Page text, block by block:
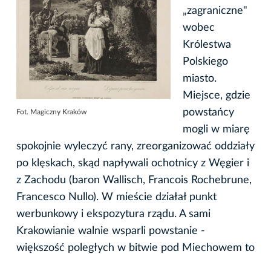
Fot. Magiczny Kraków
„zagraniczne"
wobec
Królestwa
Polskiego
miasto.
Miejsce, gdzie
powstańcy
mogli w miarę
spokojnie wyleczyć rany, zreorganizować oddziały
po klęskach, skąd napływali ochotnicy z Węgier i
z Zachodu (baron Wallisch, Francois Rochebrune,
Francesco Nullo). W mieście działał punkt
werbunkowy i ekspozytura rządu. A sami
Krakowianie walnie wsparli powstanie -
większość poległych w bitwie pod Miechowem to